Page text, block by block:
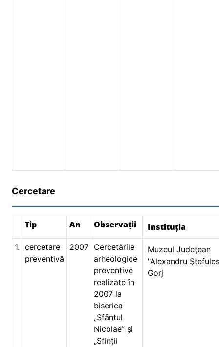
Cercetare
Tip An Observații Instituția
1. cercetare
preventivă
2007 Cercetările
arheologice
preventive
realizate în
2007 la
biserica
„Sfântul
Nicolae” și
„Sfinții
Muzeul Judeţean
"Alexandru
Gorj